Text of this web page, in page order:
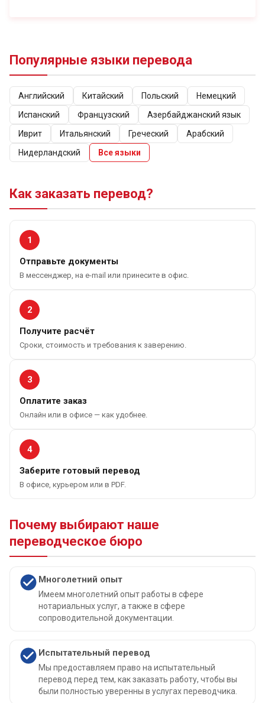
Популярные языки перевода
Английский Китайский Польский
Немецкий
Испанский
Французский
Азербайджанский язык
Иврит
Итальянский Греческий
Арабский
Нидерландский
Все языки
Как заказать перевод?
1
Отправьте документы
В мессенджер, на e-mail или принесите в офис.
2
Получите расчёт
Сроки, стоимость и требования к заверению.
3
Оплатите заказ
Онлайн или в офисе — как удобнее.
4
Заберите готовый перевод
В офисе, курьером или в PDF.
Почему выбирают наше
переводческое бюро
Многолетний опыт
Имеем многолетний опыт работы в сфере
нотариальных услуг, а также в сфере
сопроводительной документации.
Испытательный перевод
Мы предоставляем право на испытательный
перевод перед тем, как заказать работу, чтобы вы
были полностью уверенны в услугах переводчика.